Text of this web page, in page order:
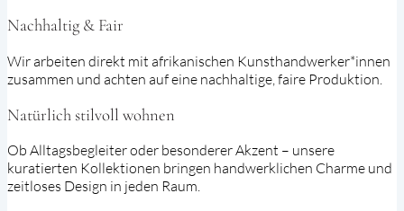
Nachhaltig & Fair
Wir arbeiten direkt mit afrikanischen Kunsthandwerker*innen
zusammen und achten auf eine nachhaltige, faire Produktion.
Natürlich stilvoll wohnen
Ob Alltagsbegleiter oder besonderer Akzent – unsere
kuratierten Kollektionen bringen handwerklichen Charme und
zeitloses Design in jeden Raum.